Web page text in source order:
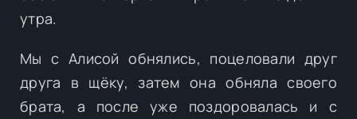
утра.
Мы с Алисой обнялись, поцеловали друг
друга в щёку, затем она обняла своего
брата, а после уже поздоровалась и с